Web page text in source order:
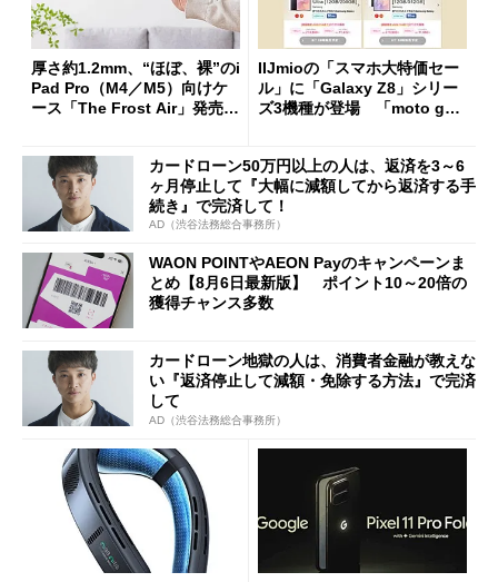
厚さ約1.2mm、“ほぼ、裸”のi
Pad Pro（M4／M5）向けケ
ース「The Frost Air」発売
IIJmioの「スマホ大特価セー
ル」に「Galaxy Z8」シリー
ズ3機種が登場 「moto g37
カードローン50万円以上の人は、返済を3～6
ヶ月停止して『大幅に減額してから返済する手
続き』で完済して！
AD（渋谷法務総合事務所）
WAON POINTやAEON Payのキャンペーンま
とめ【8月6日最新版】 ポイント10～20倍の
獲得チャンス多数
カードローン地獄の人は、消費者金融が教えな
い『返済停止して減額・免除する方法』で完済
して
AD（渋谷法務総合事務所）